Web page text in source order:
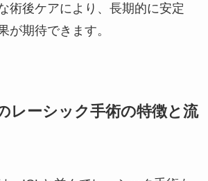
術後ケアにより、長期的に安定
が期待できます。
レーシック手術の特徴と流